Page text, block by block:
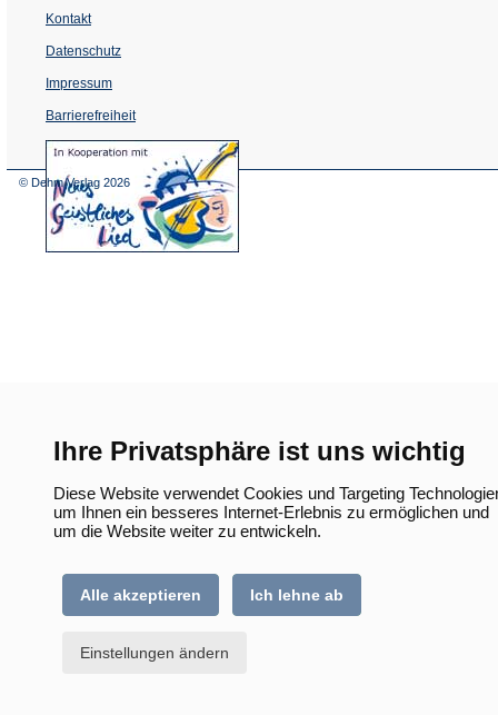
Ihre Privatsphäre ist uns wichtig
Diese Website verwendet Cookies und Targeting
um Ihnen ein besseres Internet-Erlebnis zu ermöglichen und
um die Website weiter zu entwickeln.
Alle akzeptieren Ich lehne ab
Einstellungen ändern
Kontakt
Datenschutz
Impressum
Barrierefreiheit
(Öffnet
in
© Dehm Verlag 2026